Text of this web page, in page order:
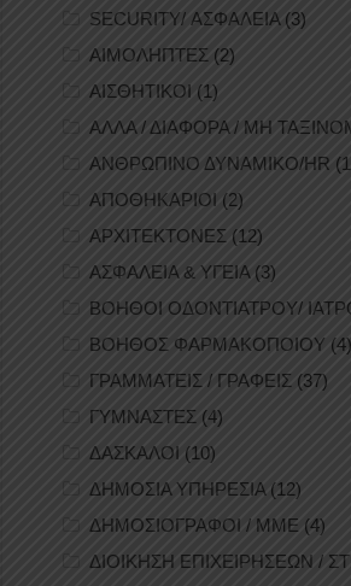
SECURITY/ ΑΣΦΑΛΕΙΑ(3)
ΑΙΜΟΛΗΠΤΕΣ (2)
ΑΙΣΘΗΤΙΚΟΙ (1)
ΑΛΛΑ / ΔΙΑΦΟΡΑ / ΜΗ
ΑΝΘΡΩΠΙΝΟ ΔΥΝΑΜΙΚΟ/HR
ΑΠΟΘΗΚΑΡΙΟΙ (2)
ΑΡΧΙΤΕΚΤΟΝΕΣ (12)
ΑΣΦΑΛΕΙΑ & ΥΓΕΙΑ(3)
ΒΟΗΘΟΙ ΟΔΟΝΤΙΑΤΡΟΥ/
ΒΟΗΘΟΣ ΦΑΡΜΑΚΟΠΟΙΟΥ (4)
ΓΡΑΜΜΑΤΕΙΣ / ΓΡΑΦΕΙΣ (37)
ΓΥΜΝΑΣΤΕΣ (4)
ΔΑΣΚΑΛΟΙ (10)
ΔΗΜΟΣΙΑ ΥΠΗΡΕΣΙΑ (12)
ΔΗΜΟΣΙΟΓΡΑΦΟΙ / ΜΜΕ (4)
ΔΙΟΙΚΗΣΗ ΕΠΙΧΕΙΡΗΣΕΩΝ /